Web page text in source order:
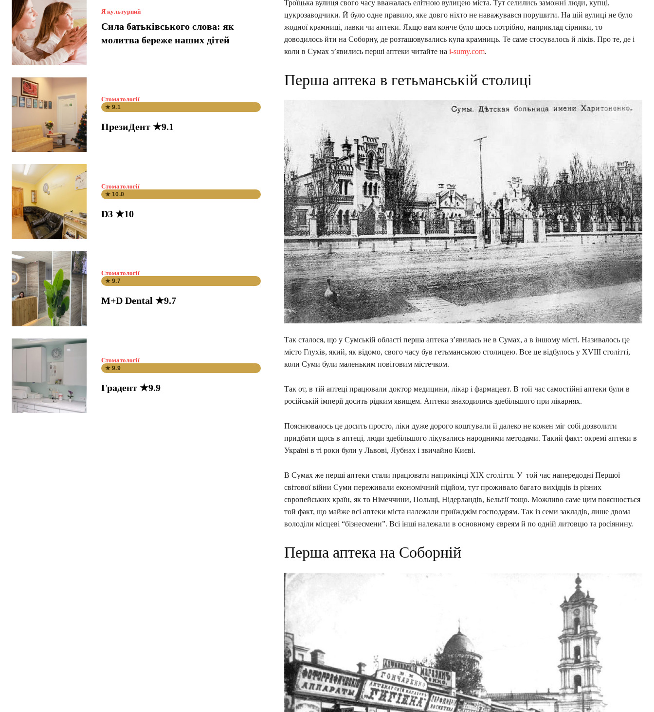
Я культурний
Сила батьківського слова: як
молитва береже наших дітей
Стоматології
★ 9.1
ПрезиДент ★9.1
Стоматології
★ 10.0
D3 ★10
Стоматології
★ 9.7
M+D Dental ★9.7
Стоматології
★ 9.9
Градент ★9.9
Троїцька вулиця свого часу вважалась елітною вулицею міста. Тут селились заможні люди, купці,
цукрозаводчики. Й було одне правило, яке довго ніхто не наважувався порушити. На цій вулиці не було
жодної крамниці, лавки чи аптеки. Якщо вам конче було щось потрібно, наприклад сірники, то
доводилось йти на Соборну, де розташовувались купа крамниць. Те саме стосувалось й ліків. Про те, де і
коли в Сумах з’явились перші аптеки читайте на i-sumy.com.
Перша аптека в гетьманській столиці
Так сталося, що у Сумській області перша аптека з’явилась не в Сумах, а в іншому місті. Називалось це
місто Глухів, який, як відомо, свого часу був гетьманською столицею. Все це відбулось у XVIII столітті,
коли Суми були маленьким повітовим містечком.
Так от, в тій аптеці працювали доктор медицини, лікар і фармацевт. В той час самостійні аптеки були в
російській імперії досить рідким явищем. Аптеки знаходились здебільшого при лікарнях.
Пояснювалось це досить просто, ліки дуже дорого коштували й далеко не кожен міг собі дозволити
придбати щось в аптеці, люди здебільшого лікувались народними методами. Такий факт: окремі аптеки в
Україні в ті роки були у Львові, Лубнах і звичайно Києві.
В Сумах же перші аптеки стали працювати наприкінці ХІХ століття. У той час напередодні Першої
світової війни Суми переживали економічний підйом, тут проживало багато вихідців із різних
європейських країн, як то Німеччини, Польщі, Нідерландів, Бельгії тощо. Можливо саме цим пояснюється
той факт, що майже всі аптеки міста належали приїжджім господарям. Так із семи закладів, лише двома
володіли місцеві “бізнесмени”. Всі інші належали в основному євреям й по одній литовцю та росіянину.
Перша аптека на Соборній